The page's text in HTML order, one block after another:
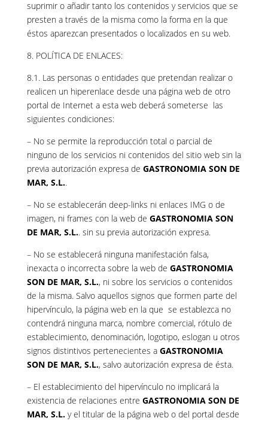
suprimir o añadir tanto los contenidos y servicios que se
presten a través de la misma como la forma en la que
éstos aparezcan presentados o localizados en su web.
8. POLÍTICA DE ENLACES:
8.1. Las personas o entidades que pretendan realizar o
realicen un hiperenlace desde una página web de otro
portal de Internet a esta web deberá someterse las
siguientes condiciones:
– No se permite la reproducción total o parcial de
ninguno de los servicios ni contenidos del sitio web sin la
previa autorización expresa de GASTRONOMIA SON DE
MAR, S.L..
– No se establecerán deep-links ni enlaces IMG o de
imagen, ni frames con la web de GASTRONOMIA SON
DE MAR, S.L.. sin su previa autorización expresa.
– No se establecerá ninguna manifestación falsa,
inexacta o incorrecta sobre la web de GASTRONOMIA
SON DE MAR, S.L., ni sobre los servicios o contenidos
de la misma. Salvo aquellos signos que formen parte del
hipervínculo, la página web en la que se establezca no
contendrá ninguna marca, nombre comercial, rótulo de
establecimiento, denominación, logotipo, eslogan u otros
signos distintivos pertenecientes a GASTRONOMIA
SON DE MAR, S.L., salvo autorización expresa de ésta.
– El establecimiento del hipervínculo no implicará la
existencia de relaciones entre GASTRONOMIA SON DE
MAR, S.L.y el titular de la página web o del portal desde